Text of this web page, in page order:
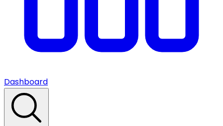
Dashboard